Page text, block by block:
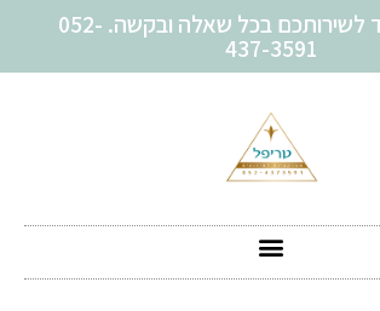
נשמח לעמוד לשירותכם בכל שאלה ובקשה. 052-
437-3591